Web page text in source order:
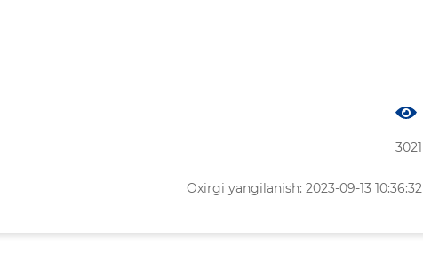
3021
Oxirgi yangilanish: 2023-09-13 10:36:32